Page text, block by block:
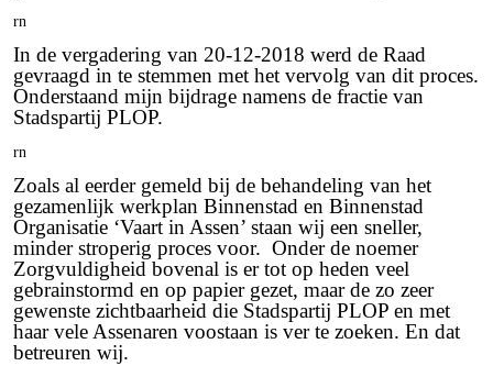
rn
In de vergadering van 20-12-2018 werd de Raad
gevraagd in te stemmen met het vervolg van dit proces.
Onderstaand mijn bijdrage namens de fractie van
Stadspartij PLOP.
rn
Zoals al eerder gemeld bij de behandeling van het
gezamenlijk werkplan Binnenstad en Binnenstad
Organisatie ‘Vaart in Assen’ staan wij een sneller,
minder stroperig proces voor. Onder de noemer
Zorgvuldigheid bovenal is er tot op heden veel
gebrainstormd en op papier gezet, maar de zo zeer
gewenste zichtbaarheid die Stadspartij PLOP en met
haar vele Assenaren voostaan is ver te zoeken. En dat
betreuren wij.